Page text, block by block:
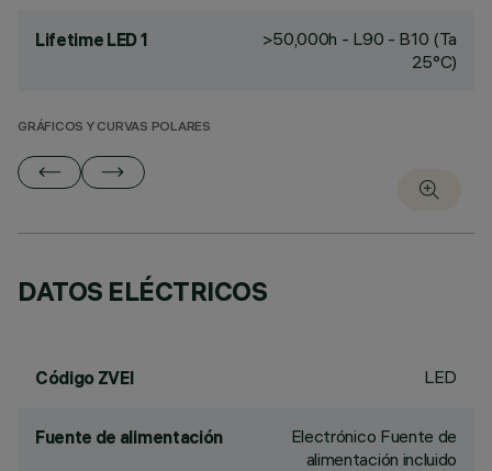
Lifetime LED 1
>50,000h - L90 - B10 (Ta
25°C)
GRÁFICOS Y CURVAS POLARES
DATOS ELÉCTRICOS
Código ZVEI LED
Fuente de alimentación
Electrónico Fuente de
alimentación incluido